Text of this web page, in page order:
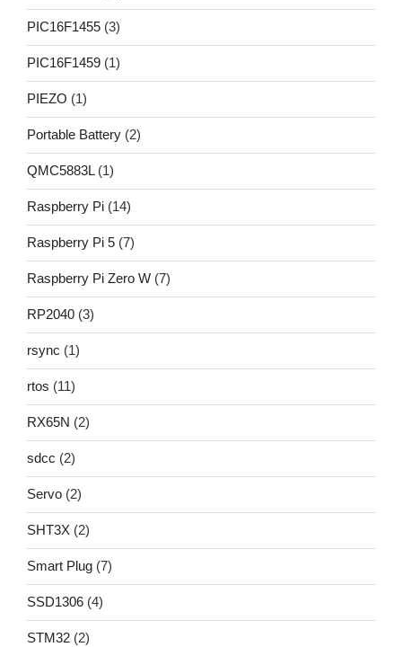
PIC16F1455 (3)
PIC16F1459 (1)
PIEZO (1)
Portable Battery (2)
QMC5883L(1)
Raspberry Pi (14)
Raspberry Pi 5 (7)
Raspberry Pi Zero W (7)
RP2040 (3)
rsync (1)
rtos (11)
RX65N (2)
sdcc (2)
Servo (2)
SHT3X (2)
Smart Plug (7)
SSD1306 (4)
STM32 (2)